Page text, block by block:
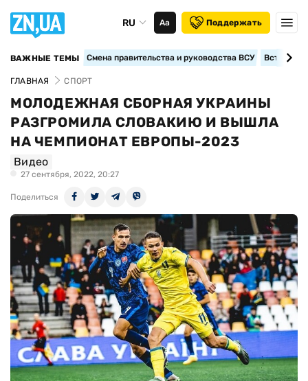
RU Аа Поддержать
ВАЖНЫЕ ТЕМЫ Смена правительства и руководства ВСУ
ГЛАВНАЯ СПОРТ
МОЛОДЕЖНАЯ СБОРНАЯ УКРАИНЫ
РАЗГРОМИЛА СЛОВАКИЮ И ВЫШЛА
НА ЧЕМПИОНАТ ЕВРОПЫ-2023
Видео
27 сентября, 2022, 20:27
Поделиться